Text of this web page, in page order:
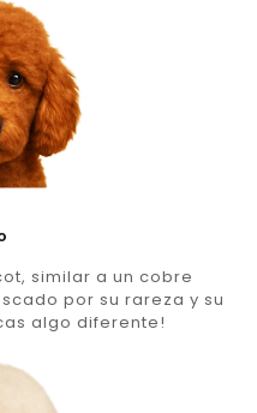
similar a un cobre
por su rareza y su
algo diferente!